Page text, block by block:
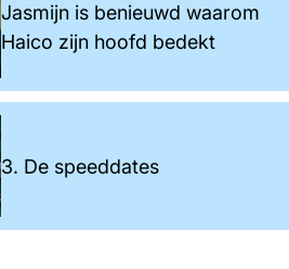
Jasmijn is benieuwd waarom
Haico zijn hoofd bedekt
3. De speeddates